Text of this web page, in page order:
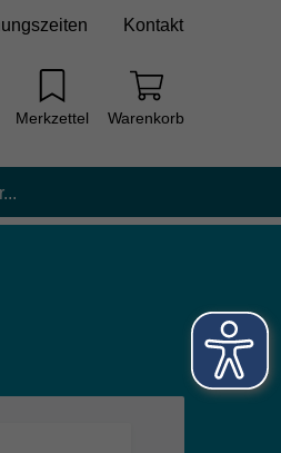
Kontakt
Merkzettel Warenkorb